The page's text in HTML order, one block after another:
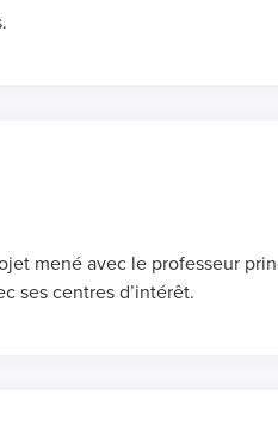
mené avec le professeur
ses centres d’intérêt.